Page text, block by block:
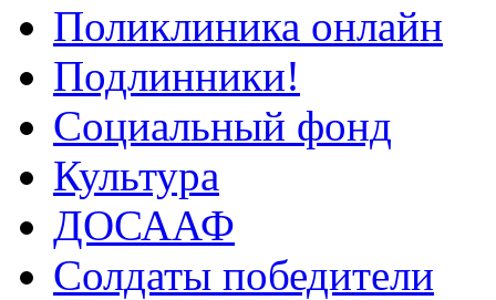
Поликлиника онлайн
Подлинники!
Социальный фонд
Культура
ДОСААФ
Солдаты победители